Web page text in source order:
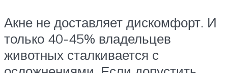
Акне не доставляет дискомфорт. И
только 40-45% владельцев
животных сталкивается с